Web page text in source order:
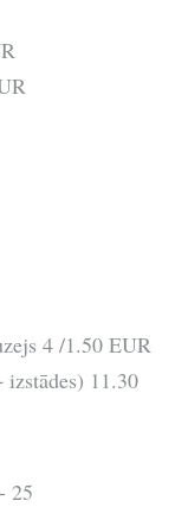
4 /1.50 EUR
izstādes) 11.30
25